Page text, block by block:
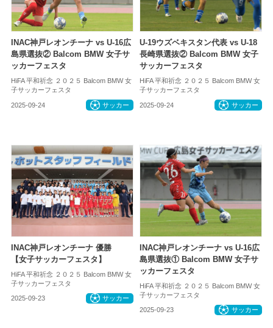
INAC神戸レオンチーナ vs U-16広
島県選抜② Balcom BMW 女子サ
ッカーフェスタ
HiFA 平和祈念 ２０２５ Balcom BMW 女
子サッカーフェスタ
2025-09-24 サッカー
U-19ウズベキスタン代表 vs U-18
長崎県選抜② Balcom BMW 女子
サッカーフェスタ
HiFA 平和祈念 ２０２５ Balcom BMW 女
子サッカーフェスタ
2025-09-24 サッカー
INAC神戸レオンチーナ 優勝
【女子サッカーフェスタ】
HiFA 平和祈念 ２０２５ Balcom BMW 女
子サッカーフェスタ
2025-09-23 サッカー
INAC神戸レオンチーナ vs U-16広
島県選抜① Balcom BMW 女子サ
ッカーフェスタ
HiFA 平和祈念 ２０２５ Balcom BMW 女
子サッカーフェスタ
2025-09-23 サッカー